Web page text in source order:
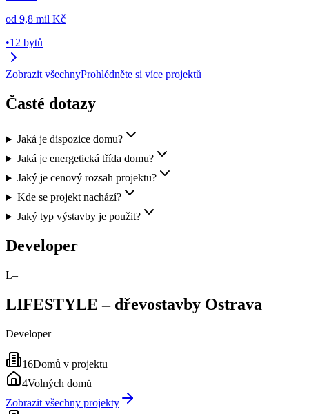
od 9,8 mil Kč
•12 bytů
Zobrazit všechnyProhlédněte si více projektů
Časté dotazy
Jaká je dispozice domu?
Jaká je energetická třída domu?
Jaký je cenový rozsah projektu?
Kde se projekt nachází?
Jaký typ výstavby je použit?
Developer
L–
LIFESTYLE – dřevostavby Ostrava
Developer
16Domů v projektu
4Volných domů
Zobrazit všechny projekty